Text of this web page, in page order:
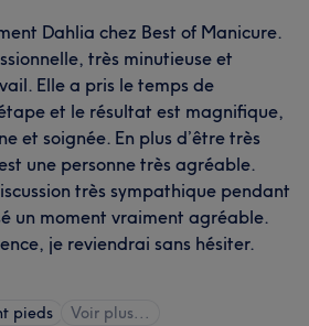
Dahlia chez Best of Manicure.
très minutieuse et
Elle a pris le temps de
et le résultat est magnifique,
et soignée. En plus d’être très
une personne très agréable.
très sympathique pendant
un moment vraiment agréable.
je reviendrai sans hésiter.
pieds
Voir plus...